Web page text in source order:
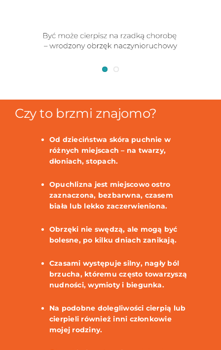
Czy to brzmi znajomo?
Od dzieciństwa skóra puchnie w
różnych miejscach – na twarzy,
dłoniach, stopach.
Opuchlizna jest miejscowo ostro
zaznaczona, bezbarwna, czasem
biała lub lekko zaczerwieniona.
Obrzęki nie swędzą, ale mogą być
bolesne, po kilku dniach zanikają.
Czasami występuje silny, nagły ból
brzucha, któremu często towarzyszą
nudności, wymioty i biegunka.
Na podobne dolegliwości cierpią lub
cierpieli również inni członkowie
mojej rodziny.